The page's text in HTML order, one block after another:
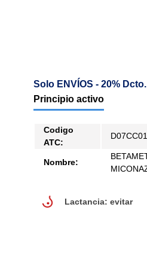
Solo ENVÍOS - 20% Dcto.
Principio activo
Codigo
ATC:
Nombre:
lactancia: evitar